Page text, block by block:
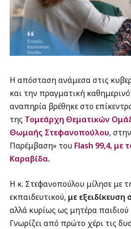
Η απόσταση ανάμεσα στις
και την πραγματική
αναπηρία βρέθηκε στο
της Τομεάρχη Θεματικών
Θωμαής Στεφανοπούλου,
Παρέμβαση» του Flash 99,4, με
Καραβίδα.
Η κ. Στεφανοπούλου μίλησε με
εκπαιδευτικού, με εξειδίκευση
αλλά κυρίως ως μητέρα παιδιού
Γνωρίζει από πρώτο χέρι τις